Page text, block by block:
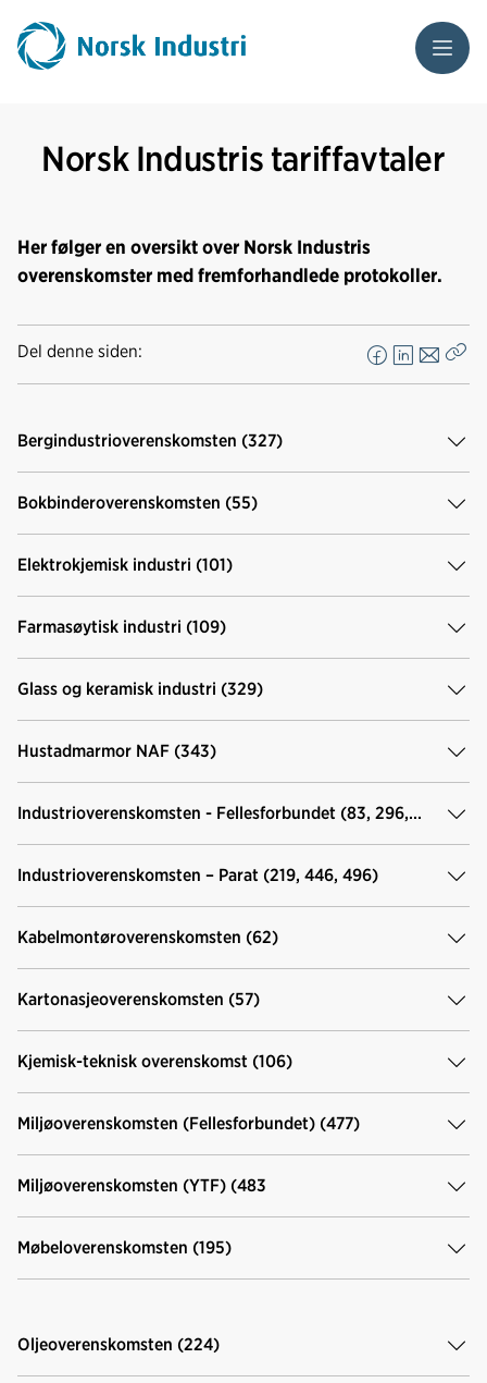
Meny
Norsk Industris tariffavtaler
Her følger en oversikt over Norsk Industris
overenskomster med fremforhandlede protokoller.
Del denne siden:
F
a
b
L
i
e
E
-
s
Bergindustrioverenskomsten (327)
Bokbinderoverenskomsten (55)
Elektrokjemisk industri (101)
Farmasøytisk industri (109)
Glass og keramisk industri (329)
Hustadmarmor NAF (343)
Industrioverenskomsten - Fellesforbundet (83, 296,
Industrioverenskomsten – Parat (219, 446, 496)
Kabelmontøroverenskomsten (62)
Kartonasjeoverenskomsten (57)
Kjemisk-teknisk overenskomst (106)
Miljøoverenskomsten (Fellesforbundet) (477)
Miljøoverenskomsten (YTF) (483
Møbeloverenskomsten (195)
Oljeoverenskomsten (224)